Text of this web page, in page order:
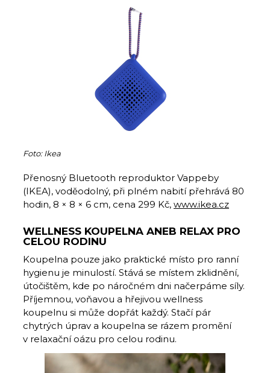
Foto: Ikea
Přenosný Bluetooth reproduktor Vappeby
(IKEA), voděodolný, při plném nabití přehrává 80
hodin, 8 × 8 × 6 cm, cena 299 Kč, www.ikea.cz
WELLNESS KOUPELNA ANEB RELAX PRO
CELOU RODINU
Koupelna pouze jako praktické místo pro ranní
hygienu je minulostí. Stává se místem zklidnění,
útočištěm, kde po náročném dni načerpáme síly.
Příjemnou, voňavou a hřejivou wellness
koupelnu si může dopřát každý. Stačí pár
chytrých úprav a koupelna se rázem promění
v relaxační oázu pro celou rodinu.